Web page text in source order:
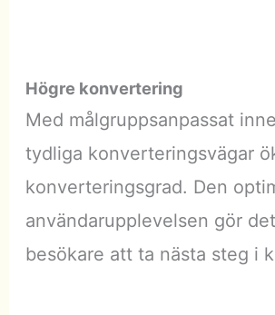
Högre konvertering
Med målgruppsanpassat
tydliga konverteringsvägar
konverteringsgrad. Den
användarupplevelsen gör
besökare att ta nästa steg i